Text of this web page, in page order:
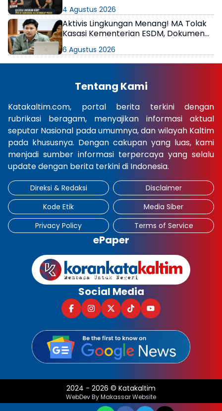
4 Agustus 2026
Aktivis Lingkungan Menang! MA Tolak
Kasasi Kementerian ESDM, Dokumen
Publik
6 Agustus 2026
Tentang Kami
Katakaltim.com, portal berita terkini dengan
rubrikasi beragam, menyajikan informasi aktual
seputar Nasional pada umumnya, dan wilayah Kaltim
pada khususnya. Dengan cakupan yang luas, kami
menjadi sumber informasi terpercaya yang selalu
update dengan berita terkini di Indonesia.
Direksi & Redaksi
Disclaimer
Kode Etik
Media Siber
Privacy Policy
Terms of Service
ePaper
Social Media
2024 - 2026 © Katakaltim
WebDev By Makassar Website